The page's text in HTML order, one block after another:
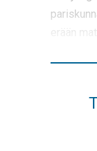
erään